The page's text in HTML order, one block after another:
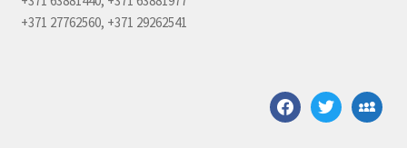
+371 27762560, +371 29262541
facebooktwittermyspace